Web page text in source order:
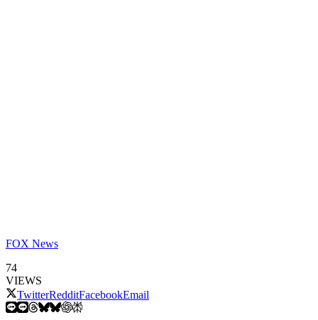
FOX News
74
VIEWS
TwitterRedditFacebookEmail